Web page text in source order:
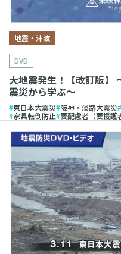
地震・津波
DVD
大地震発生！【改訂版】
震災から学ぶ〜
東日本大震災 阪神・淡路大震災
家具転倒防止 要配慮者（要援護